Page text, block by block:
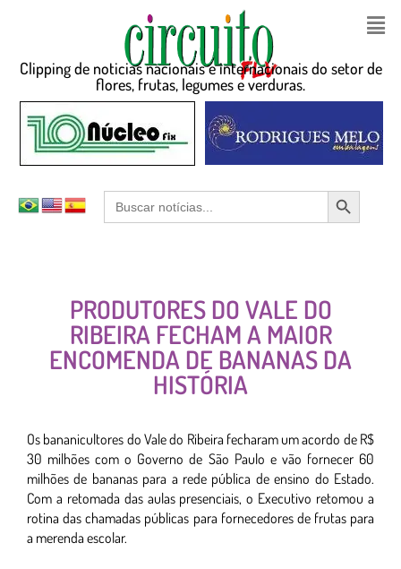
Clipping de noticias nacionais e internacionais do setor de
flores, frutas, legumes e verduras.
Search
for:
Search Button
PRODUTORES DO VALE DO
RIBEIRA FECHAM A MAIOR
ENCOMENDA DE BANANAS DA
HISTÓRIA
Os bananicultores do Vale do Ribeira fecharam um acordo de R$
30 milhões com o Governo de São Paulo e vão fornecer 60
milhões de bananas para a rede pública de ensino do Estado.
Com a retomada das aulas presenciais, o Executivo retomou a
rotina das chamadas públicas para fornecedores de frutas para
a merenda escolar.